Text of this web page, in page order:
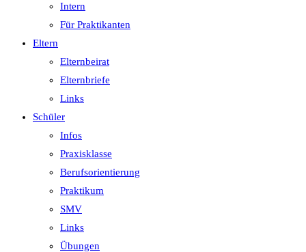
Intern
Für Praktikanten
Eltern
Elternbeirat
Elternbriefe
Links
Schüler
Infos
Praxisklasse
Berufsorientierung
Praktikum
SMV
Links
Übungen